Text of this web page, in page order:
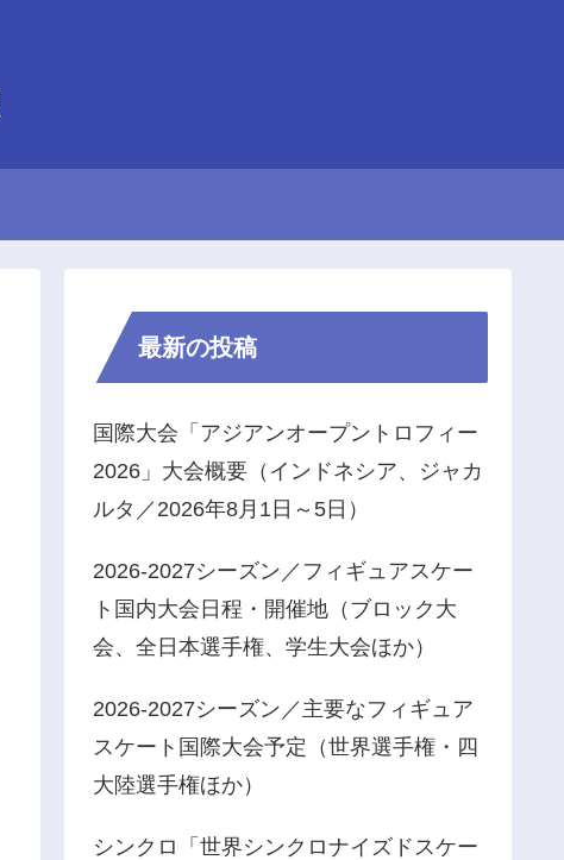
最新の投稿
国際大会「アジアンオープントロフィー
2026」大会概要（インドネシア、ジャカ
ルタ／2026年8月1日～5日）
2026-2027シーズン／フィギュアスケー
ト国内大会日程・開催地（ブロック大
会、全日本選手権、学生大会ほか）
2026-2027シーズン／主要なフィギュア
スケート国際大会予定（世界選手権・四
大陸選手権ほか）
シンクロ「世界シンクロナイズドスケー